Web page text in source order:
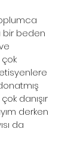
bir beden
danışır
derken
da